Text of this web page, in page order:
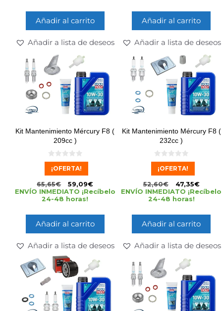
Añadir al carrito
Añadir a lista de deseos
Añadir al carrito
Añadir a lista de deseos
Kit Mantenimiento Mércury F8 (
209cc )
0
e
¡OFERTA!
65,65€ 59,09€
ENVÍO INMEDIATO ¡Recíbelo
24-48 horas!
Añadir al carrito
Añadir a lista de deseos
Kit Mantenimiento Mércury F8 (
232cc )
0
e
¡OFERTA!
52,60€ 47,35€
ENVÍO INMEDIATO ¡Recíbelo
24-48 horas!
Añadir al carrito
Añadir a lista de deseos